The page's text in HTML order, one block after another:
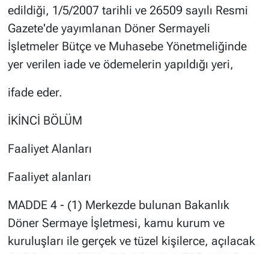
edildiği, 1/5/2007 tarihli ve 26509 sayılı Resmi
Gazete'de yayımlanan Döner Sermayeli
İşletmeler Bütçe ve Muhasebe Yönetmeliğinde
yer verilen iade ve ödemelerin yapıldığı yeri,
ifade eder.
İKİNCİ BÖLÜM
Faaliyet Alanları
Faaliyet alanları
MADDE 4 - (1) Merkezde bulunan Bakanlık
Döner Sermaye İşletmesi, kamu kurum ve
kuruluşları ile gerçek ve tüzel kişilerce, açılacak